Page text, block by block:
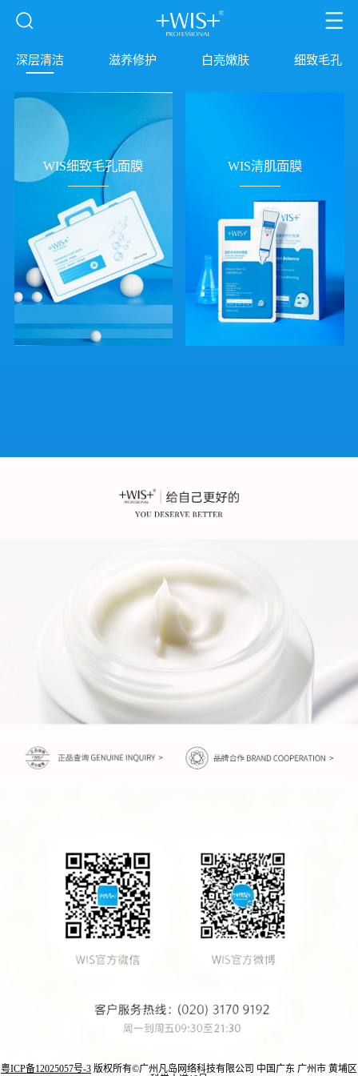
深层清洁 滋养修护 白亮嫩肤 细致毛孔
WIS细致毛孔面膜 WIS清肌面膜
粤ICP备12025057号-3 版权所有©广州凡岛网络科技有限公司 中国广东 广州市 黄埔区